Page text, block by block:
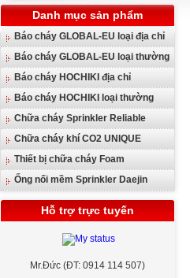
Danh mục sản phẩm
Báo cháy GLOBAL-EU loại địa chỉ
Báo cháy GLOBAL-EU loại thường
Báo cháy HOCHIKI địa chỉ
Báo cháy HOCHIKI loại thường
Chữa cháy Sprinkler Reliable
Chữa cháy khí CO2 UNIQUE
Thiết bị chữa cháy Foam
Ống nối mềm Sprinkler Daejin
Hỗ trợ trực tuyến
Mr.Đức (ĐT: 0914 114 507)